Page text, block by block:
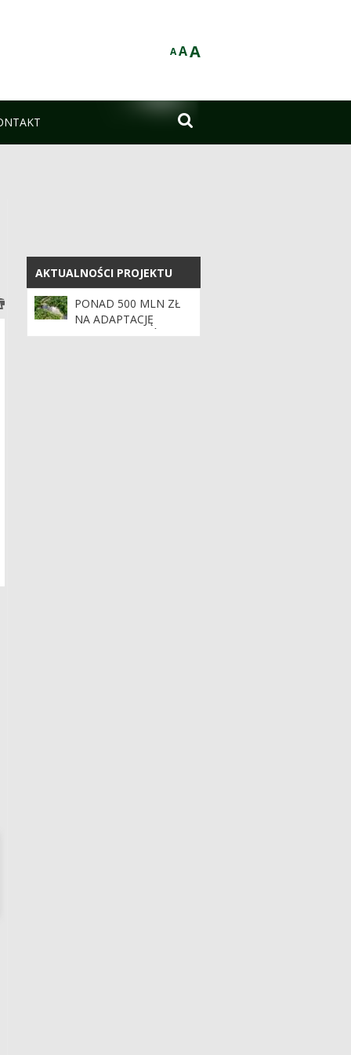
AAA

AKTUALNOŚCI PROJEKTU
AKTUALNOŚCI PROJEKTU
PONAD 500 MLN ZŁ
NA ADAPTACJĘ
POLSKICH LASÓW DO